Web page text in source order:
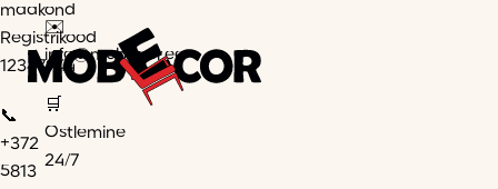
maakond
Registrikood
12347944
📞
+372
5813
✉️
info@mobecor.ee
🛒
Ostlemine
24/7